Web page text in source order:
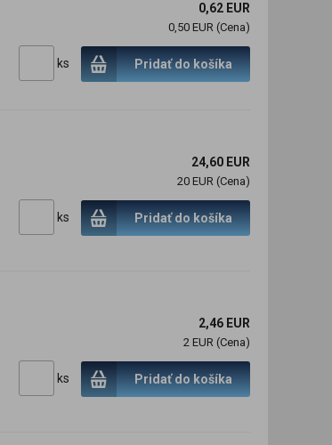
0,62 EUR
0,50 EUR (Cena)
ks Pridať do košíka
24,60 EUR
20 EUR (Cena)
ks Pridať do košíka
2,46 EUR
2 EUR (Cena)
ks Pridať do košíka